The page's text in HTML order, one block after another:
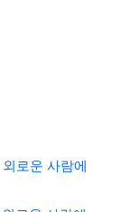
로운 사람에